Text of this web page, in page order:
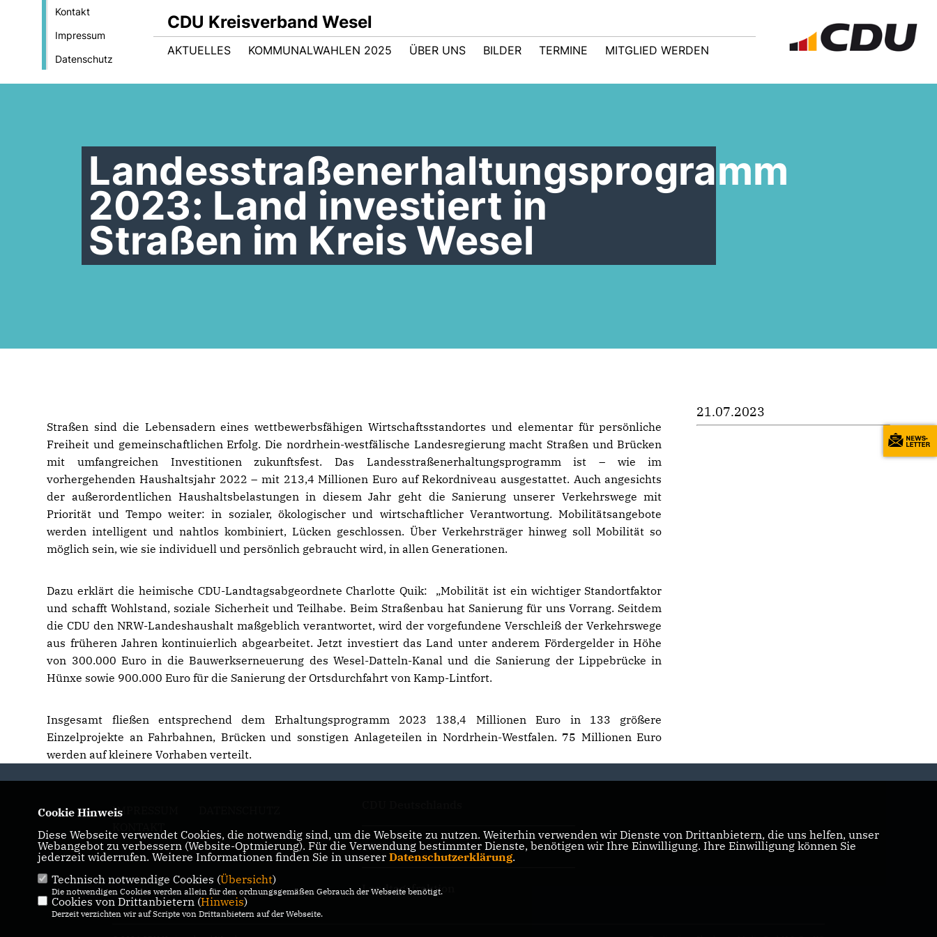
Kontakt
Impressum
Datenschutz
CDU Kreisverband Wesel
AKTUELLES KOMMUNALWAHLEN 2025 ÜBER UNS BILDER TERMINE MITGLIED WERDEN
Landesstraßenerhaltungsprogramm
2023: Land investiert in
Straßen im Kreis Wesel
Straßen sind die Lebensadern eines wettbewerbsfähigen Wirtschaftsstandortes und elementar für persönliche
Freiheit und gemeinschaftlichen Erfolg. Die nordrhein-westfälische Landesregierung macht Straßen und Brücken
mit umfangreichen Investitionen zukunftsfest. Das Landesstraßenerhaltungsprogramm ist – wie im
vorhergehenden Haushaltsjahr 2022 – mit 213,4 Millionen Euro auf Rekordniveau ausgestattet. Auch angesichts
der außerordentlichen Haushaltsbelastungen in diesem Jahr geht die Sanierung unserer Verkehrswege mit
Priorität und Tempo weiter: in sozialer, ökologischer und wirtschaftlicher Verantwortung. Mobilitätsangebote
werden intelligent und nahtlos kombiniert, Lücken geschlossen. Über Verkehrsträger hinweg soll Mobilität so
möglich sein, wie sie individuell und persönlich gebraucht wird, in allen Generationen.
Dazu erklärt die heimische CDU-Landtagsabgeordnete Charlotte Quik: „Mobilität ist ein wichtiger Standortfaktor
und schafft Wohlstand, soziale Sicherheit und Teilhabe. Beim Straßenbau hat Sanierung für uns Vorrang. Seitdem
die CDU den NRW-Landeshaushalt maßgeblich verantwortet, wird der vorgefundene Verschleiß der Verkehrswege
aus früheren Jahren kontinuierlich abgearbeitet. Jetzt investiert das Land unter anderem Fördergelder in Höhe
von 300.000 Euro in die Bauwerkserneuerung des Wesel-Datteln-Kanal und die Sanierung der Lippebrücke in
Hünxe sowie 900.000 Euro für die Sanierung der Ortsdurchfahrt von Kamp-Lintfort.
Insgesamt fließen entsprechend dem Erhaltungsprogramm 2023 138,4 Millionen Euro in 133 größere
Einzelprojekte an Fahrbahnen, Brücken und sonstigen Anlageteilen in Nordrhein-Westfalen. 75 Millionen Euro
werden auf kleinere Vorhaben verteilt.
21.07.2023
IMPRESSUM
KONTAKT
CDU NRW
Landtagsfraktion
Cookie Hinweis
Diese Webseite verwendet Cookies, die notwendig sind, um die Webseite zu nutzen. Weiterhin verwenden wir Dienste von Drittanbietern, die uns helfen, unser
Webangebot zu verbessern (Website-Optmierung). Für die Verwendung bestimmter Dienste, benötigen wir Ihre Einwilligung. Ihre Einwilligung können Sie
jederzeit widerrufen. Weitere Informationen finden Sie in unserer Datenschutzerklärung.
Technisch notwendige Cookies (Übersicht)
Die notwendigen Cookies werden allein für den ordnungsgemäßen Gebrauch der Webseite benötigt.
Cookies von Drittanbietern (Hinweis)
Derzeit verzichten wir auf Scripte von Drittanbietern auf der Webseite.